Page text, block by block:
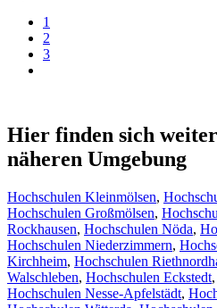
1
2
3
Hier finden sich
näheren Umgebung
Hochschulen Kleinmölsen,
Hochschulen Großmölsen,
Rockhausen, Hochschulen Nöda,
Hochschulen Niederzimmern,
Kirchheim, Hochschulen
Walschleben, Hochschulen Eckstedt,
Hochschulen Nesse-Apfelstädt,